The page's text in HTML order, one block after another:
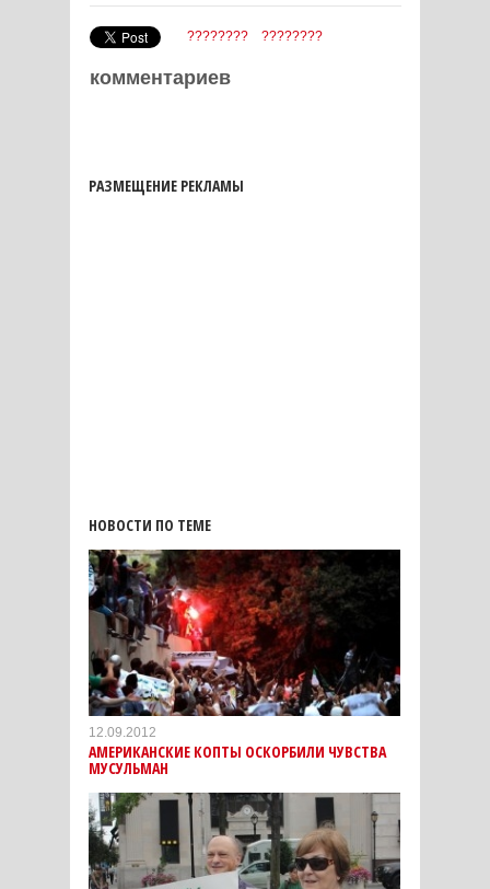
???????? ????????
комментариев
РАЗМЕЩЕНИЕ РЕКЛАМЫ
НОВОСТИ ПО ТЕМЕ
12.09.2012
АМЕРИКАНСКИЕ КОПТЫ ОСКОРБИЛИ ЧУВСТВА
МУСУЛЬМАН